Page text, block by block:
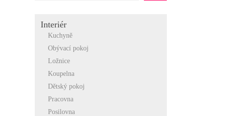
Interiér
Kuchyně
Obývací pokoj
Ložnice
Koupelna
Dětský pokoj
Pracovna
Posilovna